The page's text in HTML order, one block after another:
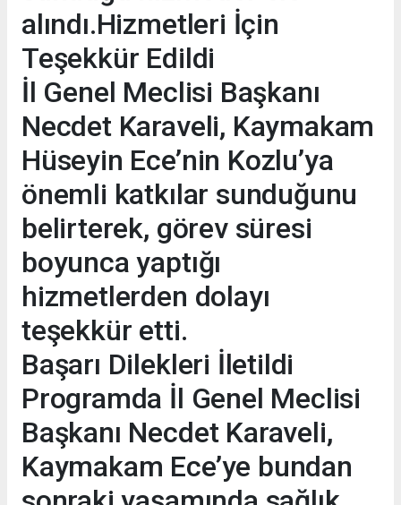
alındı.Hizmetleri İçin
Teşekkür Edildi
İl Genel Meclisi Başkanı
Necdet Karaveli, Kaymakam
Hüseyin Ece’nin Kozlu’ya
önemli katkılar sunduğunu
belirterek, görev süresi
boyunca yaptığı
hizmetlerden dolayı
teşekkür etti.
Başarı Dilekleri İletildi
Programda İl Genel Meclisi
Başkanı Necdet Karaveli,
Kaymakam Ece’ye bundan